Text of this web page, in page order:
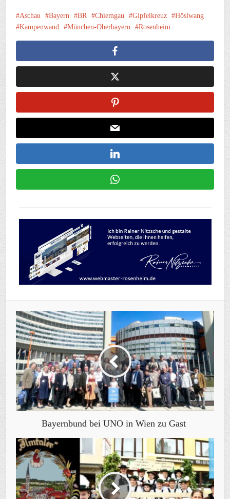
Aschau Bayern BR Chiemgau Gipfelkreuz
Höslwang
Kampenwand
München-Oberbayern Rosenheim
Bayernbund bei UNO in Wien zu Gast